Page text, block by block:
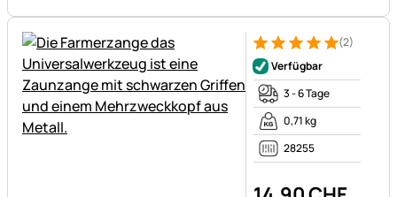
Bewertung: 5 von 5 (2
2 Bewertungen
(2)
Verfügbar
3 - 6 Tage
0,71 kg
28255